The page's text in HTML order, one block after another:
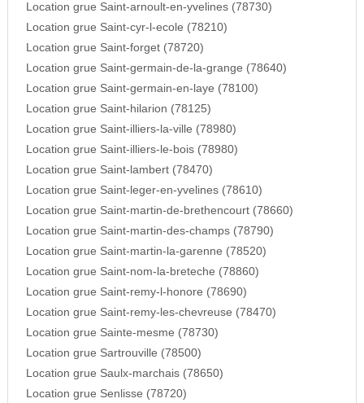
Location grue Saint-arnoult-en-yvelines (78730)
Location grue Saint-cyr-l-ecole (78210)
Location grue Saint-forget (78720)
Location grue Saint-germain-de-la-grange (78640)
Location grue Saint-germain-en-laye (78100)
Location grue Saint-hilarion (78125)
Location grue Saint-illiers-la-ville (78980)
Location grue Saint-illiers-le-bois (78980)
Location grue Saint-lambert (78470)
Location grue Saint-leger-en-yvelines (78610)
Location grue Saint-martin-de-brethencourt (78660)
Location grue Saint-martin-des-champs (78790)
Location grue Saint-martin-la-garenne (78520)
Location grue Saint-nom-la-breteche (78860)
Location grue Saint-remy-l-honore (78690)
Location grue Saint-remy-les-chevreuse (78470)
Location grue Sainte-mesme (78730)
Location grue Sartrouville (78500)
Location grue Saulx-marchais (78650)
Location grue Senlisse (78720)